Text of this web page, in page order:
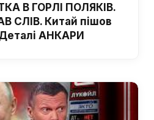
В ГОРЛІ ПОЛЯКІВ.
СЛІВ. Китай пішов
АНКАРИ